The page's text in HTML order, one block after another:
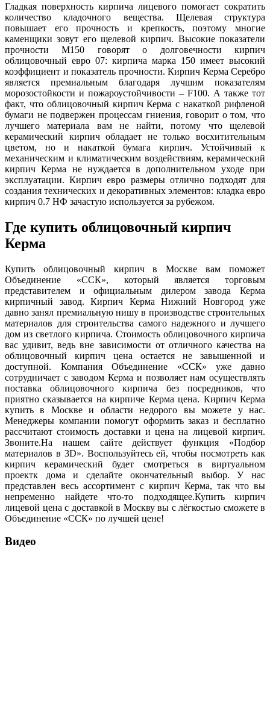
Гладкая поверхность кирпича лицевого помогает сократить
количество кладочного вещества. Щелевая структура
повышает его прочность и крепкость, поэтому многие
каменщики зовут его щелевой кирпич. Высокие показатели
прочности М150 говорят о долговечности кирпич
облицовочный евро 07: кирпича марка 150 имеет высокий
коэффициент и показатель прочности. Кирпич Керма Серебро
является премиальным благодаря лучшим показателям
морозостойкости и пожароустойчивости – F100. А также тот
факт, что облицовочный кирпич Керма с накаткой рифленой
бумаги не подвержен процессам гниения, говорит о том, что
лучшего материала вам не найти, потому что щелевой
керамический кирпич обладает не только восхитительным
цветом, но и накаткой бумага кирпич. Устойчивый к
механическим и климатическим воздействиям, керамический
кирпич Керма не нуждается в дополнительном уходе при
эксплуатации. Кирпич евро размеры отлично подходят для
создания технических и декоративных элементов: кладка евро
кирпич 0.7 НФ зачастую используется за рубежом.
Где купить облицовочный кирпич
Керма
Купить облицовочный кирпич в Москве вам поможет
Объединение «ССК», который является торговым
представителем и официальным дилером завода Керма
кирпичный завод. Кирпич Керма Нижний Новгород уже
давно занял премиальную нишу в производстве строительных
материалов для строительства самого надежного и лучшего
дом из светлого кирпича. Стоимость облицовочного кирпича
вас удивит, ведь вне зависимости от отличного качества на
облицовочный кирпич цена остается не завышенной и
доступной. Компания Объединение «ССК» уже давно
сотрудничает с заводом Керма и позволяет нам осуществлять
поставка облицовочного кирпича без посредников, что
приятно сказывается на кирпиче Керма цена. Кирпич Керма
купить в Москве и области недорого вы можете у нас.
Менеджеры компании помогут оформить заказ и бесплатно
рассчитают стоимость доставки и цена на лицевой кирпич.
Звоните.На нашем сайте действует функция «Подбор
материалов в 3D». Воспользуйтесь ей, чтобы посмотреть как
кирпич керамический будет смотреться в виртуальном
проектк дома и сделайте окончательный выбор. У нас
представлен весь ассортимент с кирпич Керма, так что вы
непременно найдете что-то подходящее.Купить кирпич
лицевой цена с доставкой в Москву вы с лёгкостью сможете в
Объединение «ССК» по лучшей цене!
Видео